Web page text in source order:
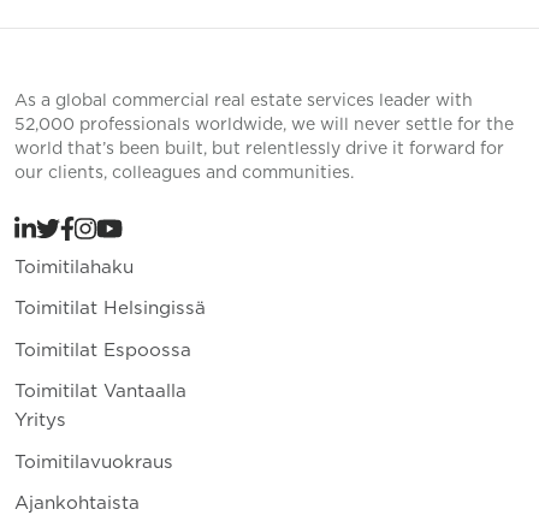
As a global commercial real estate services leader with
52,000 professionals worldwide, we will never settle for the
world that’s been built, but relentlessly drive it forward for
our clients, colleagues and communities.
Toimitilahaku
Toimitilat Helsingissä
Toimitilat Espoossa
Toimitilat Vantaalla
Yritys
Toimitilavuokraus
Ajankohtaista